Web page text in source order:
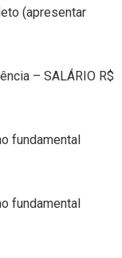
(apresentar
– SALÁRIO R$
fundamental
fundamental